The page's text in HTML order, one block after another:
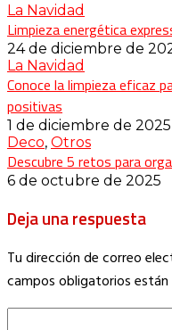
La Navidad
Limpieza energética
24 de diciembre de
La Navidad
Conoce la limpieza eficaz
positivas
1 de diciembre de 2025
Deco, Otros
Descubre 5 retos para
6 de octubre de 2025
Deja una respuesta
Tu dirección de correo
campos obligatorios